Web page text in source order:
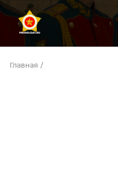
Главная /